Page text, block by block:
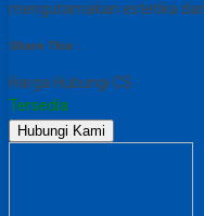
mengutamakan estetika
Share This :
Harga Hubungi CS
Tersedia
Hubungi Kami